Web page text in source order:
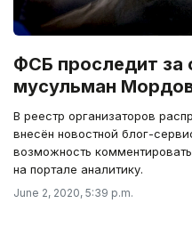
ФСБ проследит за
мусульман
В реестр организаторов
внесён новостной блог-
возможность
на портале аналитику.
June 2, 2020, 5:39 p.m.